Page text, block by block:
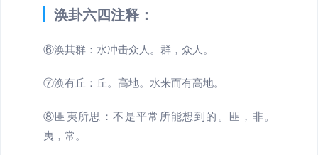
涣卦六四注释：
⑥涣其群：水冲击众人。群，众人。
⑦涣有丘：丘。高地。水来而有高地。
⑧匪夷所思：不是平常所能想到的。匪，非。
夷，常。